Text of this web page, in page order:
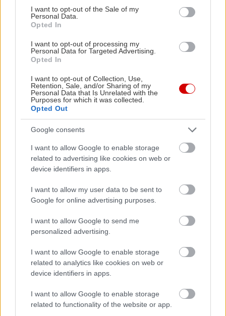
consent section.
I want to opt-out of the Sale of my
Personal Data.
Opted In
I want to opt-out of processing my
Personal Data for Targeted Advertising.
Opted In
I want to opt-out of Collection, Use,
Retention, Sale, and/or Sharing of my
Personal Data that Is Unrelated with the
Purposes for which it was collected.
Opted Out
Google consents
I want to allow Google to enable storage
related to advertising like cookies on web or
device identifiers in apps.
I want to allow my user data to be sent to
Google for online advertising purposes.
I want to allow Google to send me
personalized advertising.
I want to allow Google to enable storage
related to analytics like cookies on web or
device identifiers in apps.
I want to allow Google to enable storage
related to functionality of the website or app.